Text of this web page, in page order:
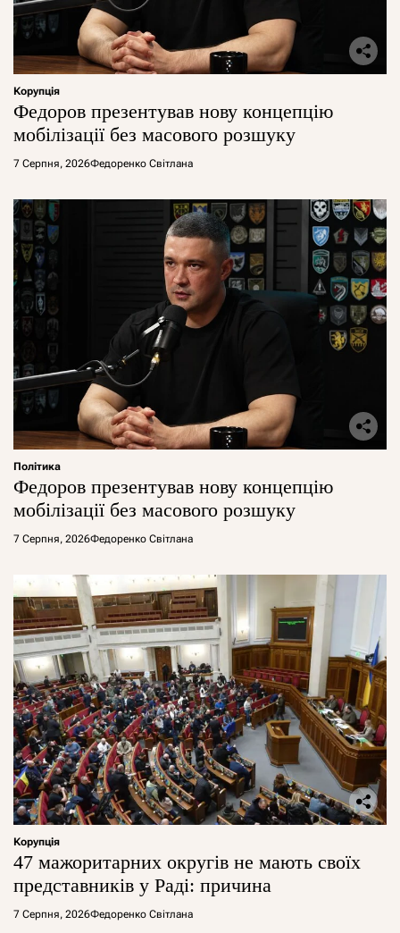
Корупція
Федоров презентував нову концепцію
мобілізації без масового розшуку
7 Серпня, 2026Федоренко Світлана
Політика
Федоров презентував нову концепцію
мобілізації без масового розшуку
7 Серпня, 2026Федоренко Світлана
Корупція
47 мажоритарних округів не мають своїх
представників у Раді: причина
7 Серпня, 2026Федоренко Світлана